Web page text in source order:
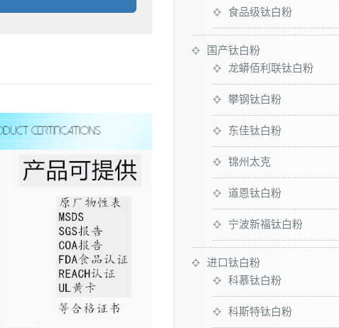
食品级钛白粉
国产钛白粉
龙蟒佰利联钛白粉
攀钢钛白粉
东佳钛白粉
锦州太克
道恩钛白粉
宁波新福钛白粉
进口钛白粉
科慕钛白粉
科斯特钛白粉